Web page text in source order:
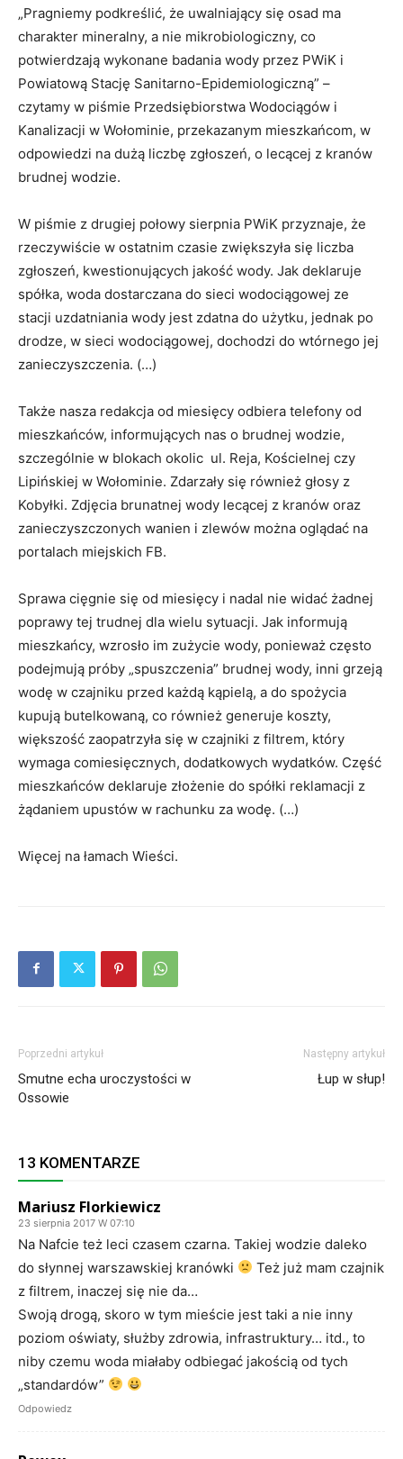
„Pragniemy podkreślić, że uwalniający się osad ma
charakter mineralny, a nie mikrobiologiczny, co
potwierdzają wykonane badania wody przez PWiK i
Powiatową Stację Sanitarno-Epidemiologiczną” –
czytamy w piśmie Przedsiębiorstwa Wodociągów i
Kanalizacji w Wołominie, przekazanym mieszkańcom, w
odpowiedzi na dużą liczbę zgłoszeń, o lecącej z kranów
brudnej wodzie.
W piśmie z drugiej połowy sierpnia PWiK przyznaje, że
rzeczywiście w ostatnim czasie zwiększyła się liczba
zgłoszeń, kwestionujących jakość wody. Jak deklaruje
spółka, woda dostarczana do sieci wodociągowej ze
stacji uzdatniania wody jest zdatna do użytku, jednak po
drodze, w sieci wodociągowej, dochodzi do wtórnego jej
zanieczyszczenia. (…)
Także nasza redakcja od miesięcy odbiera telefony od
mieszkańców, informujących nas o brudnej wodzie,
szczególnie w blokach okolic ul. Reja, Kościelnej czy
Lipińskiej w Wołominie. Zdarzały się również głosy z
Kobyłki. Zdjęcia brunatnej wody lecącej z kranów oraz
zanieczyszczonych wanien i zlewów można oglądać na
portalach miejskich FB.
Sprawa cięgnie się od miesięcy i nadal nie widać żadnej
poprawy tej trudnej dla wielu sytuacji. Jak informują
mieszkańcy, wzrosło im zużycie wody, ponieważ często
podejmują próby „spuszczenia” brudnej wody, inni grzeją
wodę w czajniku przed każdą kąpielą, a do spożycia
kupują butelkowaną, co również generuje koszty,
większość zaopatrzyła się w czajniki z filtrem, który
wymaga comiesięcznych, dodatkowych wydatków. Część
mieszkańców deklaruje złożenie do spółki reklamacji z
żądaniem upustów w rachunku za wodę. (…)
Więcej na łamach Wieści.
Poprzedni artykuł
Smutne echa uroczystości w
Ossowie
Następny artykuł
Łup w słup!
13 KOMENTARZE
Mariusz Florkiewicz
23 sierpnia 2017 W 07:10
Na Nafcie też leci czasem czarna. Takiej wodzie daleko
do słynnej warszawskiej kranówki
Też już mam czajnik
z filtrem, inaczej się nie da…
Swoją drogą, skoro w tym mieście jest taki a nie inny
poziom oświaty, służby zdrowia, infrastruktury… itd., to
niby czemu woda miałaby odbiegać jakością od tych
„standardów”
Odpowiedz